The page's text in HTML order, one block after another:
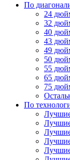
По
24
32
40
43
49
50
55
65
75
По